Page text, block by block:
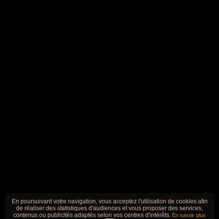
En poursuivant votre navigation, vous acceptez l'utilisation de cookies afin
de réaliser des statistiques d'audiences et vous proposer des services,
contenus ou publicités adaptés selon vos centres d'intérêts. En savoir plus